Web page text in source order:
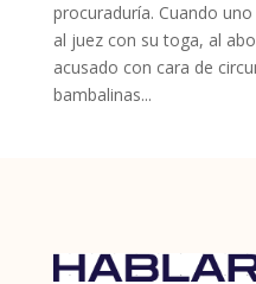
procuraduría. Cuando
al juez con su toga, al
acusado con cara de
bambalinas...